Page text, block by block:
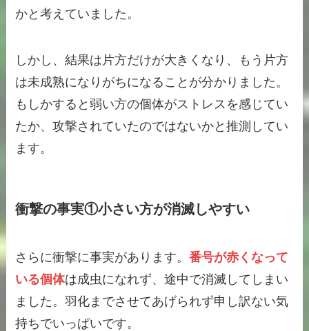
かと考えていました。
しかし、結果は片方だけが大きくなり、もう片方
は未成熟になりがちになることが分かりました。
もしかすると弱い方の個体がストレスを感じてい
たか、攻撃されていたのではないかと推測してい
ます。
衝撃の事実①小さい方が消滅しやすい
さらに衝撃に事実があります。番号が赤くなって
いる個体は成虫になれず、途中で消滅してしまい
ました。羽化までさせてあげられず申し訳ない気
持ちでいっぱいです。